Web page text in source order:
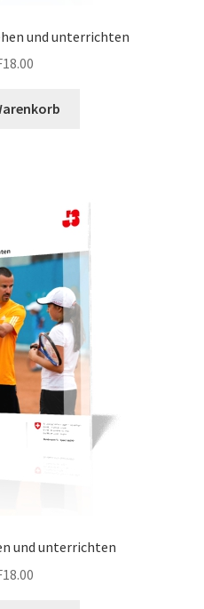
und unterrichten
18.00
und unterrichten
18.00